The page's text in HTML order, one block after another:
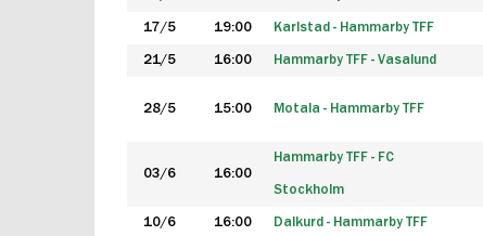
17/5 19:00 Karlstad - Hammarby TFF
21/5 16:00 Hammarby TFF - Vasalund
28/5 15:00 Motala - Hammarby TFF
03/6 16:00
Hammarby TFF - FC
Stockholm
10/6 16:00 Dalkurd - Hammarby TFF